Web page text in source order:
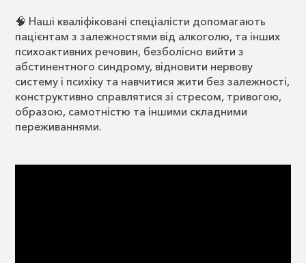
🧠 Наші кваліфіковані спеціалісти допомагають
пацієнтам з залежностями від алкоголю, та інших
психоактивних речовин, безболісно вийти з
абстинентного синдрому, відновити нервову
систему і психіку та навчитися жити без залежності,
конструктивно справлятися зі стресом, тривогою,
образою, самотністю та іншими складними
переживаннями.